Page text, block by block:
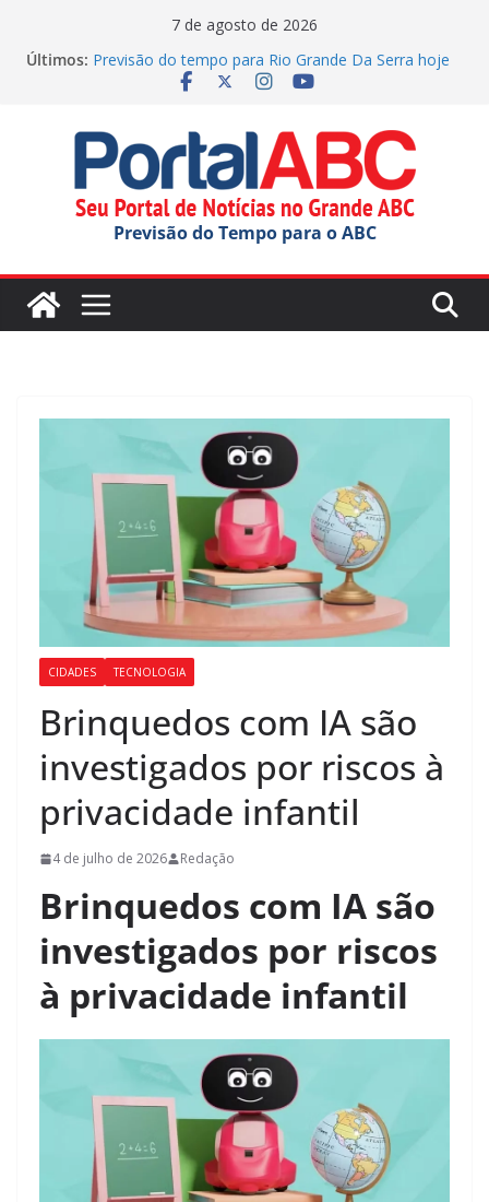
7 de agosto de 2026
Últimos: Previsão do tempo para Rio Grande Da Serra hoje
(06/08/2026)
SBC elege Miss e Mister Terceira Idade 2026
Jornada do Patrimônio tem atividades em Santo
André
Ana Carolina Serra comemora criação da lei do Pix
Pensão Alimentícia
Previsão do Tempo para o ABC
CIDADES TECNOLOGIA
Brinquedos com IA são
investigados por riscos à
privacidade infantil
4 de julho de 2026 Redação
Brinquedos com IA são
investigados por riscos
à privacidade infantil